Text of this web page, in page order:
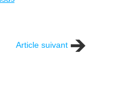
Article suivant